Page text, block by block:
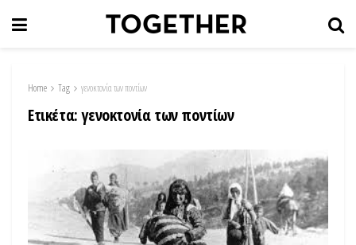
Home Tag γενοκτονία των ποντίων
Ετικέτα:γενοκτονία των ποντίων